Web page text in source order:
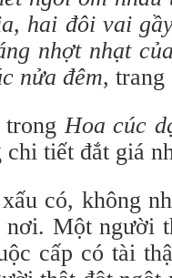
hai đôi vai
nhợt nhạt
nửa đêm, trang
trongHoa cúc
chi tiết đắt giá
có, không
nơi. Một người
cấp có tài